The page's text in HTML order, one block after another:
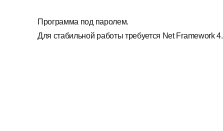
Программа под паролем.
Для стабильной работы требуется Net Framework 4.